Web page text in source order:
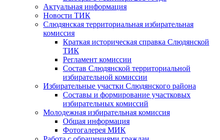
Актуальная информация
Новости ТИК
Слюдянская территориальная избирательная
комиссия
Краткая историческая справка Слюдянской
ТИК
Регламент комиссии
Состав Слюдянской территориальной
избирательной комиссии
Избирательные участки Слюдянского района
Составы и формирование участковых
избирательных комиссий
Молодежная избирательная комиссия
Общая информация
Фотогалерея МИК